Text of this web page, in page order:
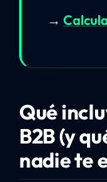
→
Qué
B2B (y
nadie te